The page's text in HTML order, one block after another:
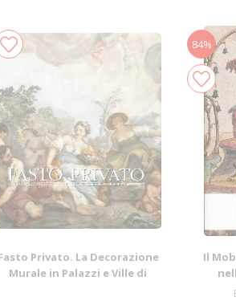
Privato. La Decorazione
Murale in Palazzi e Ville di
84%
Il